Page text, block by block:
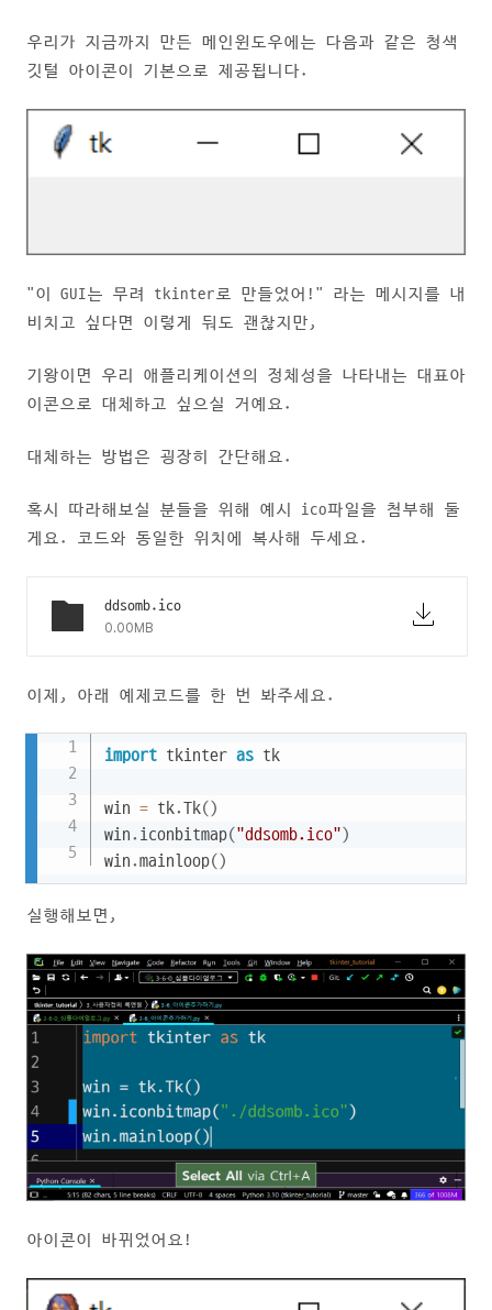
우리가 지금까지 만든 메인윈도우에는 다음과 같은 청색
깃털 아이콘이 기본으로 제공됩니다.
"이 GUI는 무려 tkinter로 만들었어!" 라는 메시지를 내
비치고 싶다면 이렇게 둬도 괜찮지만,
기왕이면 우리 애플리케이션의 정체성을 나타내는 대표아
이콘으로 대체하고 싶으실 거예요.
대체하는 방법은 굉장히 간단해요.
혹시 따라해보실 분들을 위해 예시 ico파일을 첨부해 둘
게요. 코드와 동일한 위치에 복사해 두세요.
ddsomb.ico
0.00MB
이제, 아래 예제코드를 한 번 봐주세요.
import tkinter as tk
win = tk.Tk()
win. iconbitmap("ddsomb.ico")
win.mainloop()
실행해보면,
아이콘이 바뀌었어요!